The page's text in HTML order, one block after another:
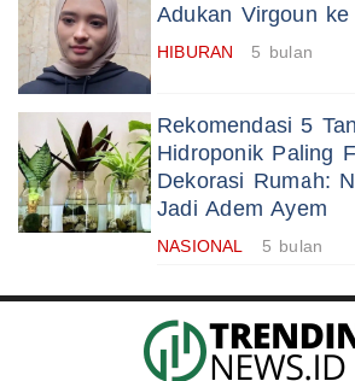
Adukan Virgoun
HIBURAN 5 bulan
Rekomendasi 5
Hidroponik Paling
Dekorasi Rumah:
Jadi Adem Ayem
NASIONAL 5 bulan